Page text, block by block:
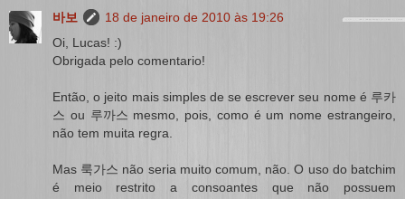
바보
18 de janeiro de 2010 às 19:26
Oi, Lucas! :)
Obrigada pelo comentario!
Então, o jeito mais simples de se escrever seu nome é 루카
스 ou 루까스 mesmo, pois, como é um nome estrangeiro,
não tem muita regra.
Mas 룩가스 não seria muito comum, não. O uso do batchim
é meio restrito a consoantes que não possuem